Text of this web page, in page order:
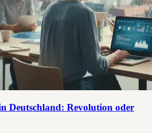
Deutschland: Revolution oder